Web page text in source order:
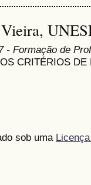
- Formação de
CRITÉRIOS
sob uma